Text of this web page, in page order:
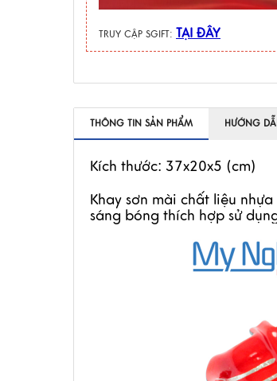
TRUY CẬP SGIFT: TẠI ĐÂY
THÔNG TIN SẢN PHẨM HƯỚNG
Kích thước: 37x20x5 (cm)
Khay sơn mài chất liệu
sáng bóng thích hợp sử